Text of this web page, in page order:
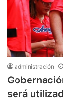
administración
será